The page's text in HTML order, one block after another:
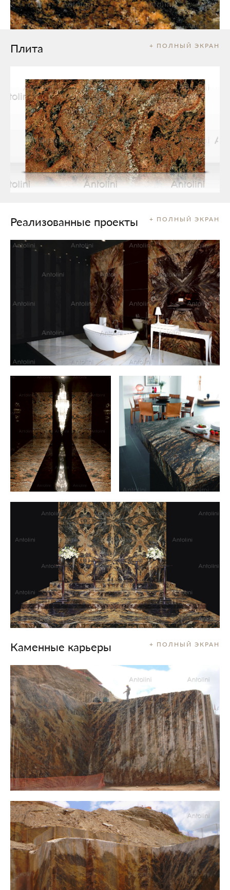
+ ПОЛНЫЙ ЭКРАН
Плита
+ ПОЛНЫЙ ЭКРАН
Реализованные проекты
+ ПОЛНЫЙ ЭКРАН
Каменные карьеры